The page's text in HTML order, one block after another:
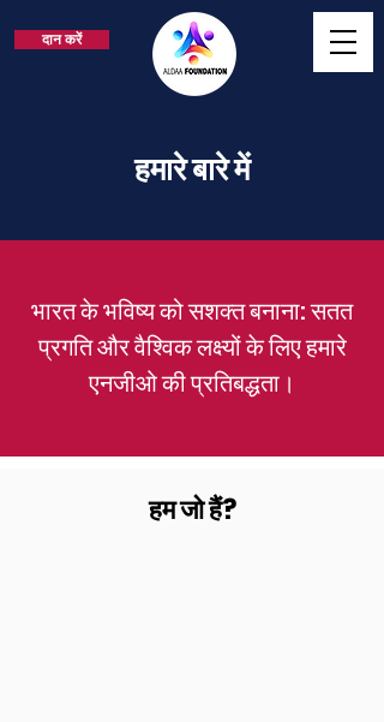
दान करें
हमारे बारे में
भारत के भविष्य को सशक्त बनाना: सतत
प्रगति और वैश्विक लक्ष्यों के लिए हमारे
एनजीओ की प्रतिबद्धता।
हम जो हैं?